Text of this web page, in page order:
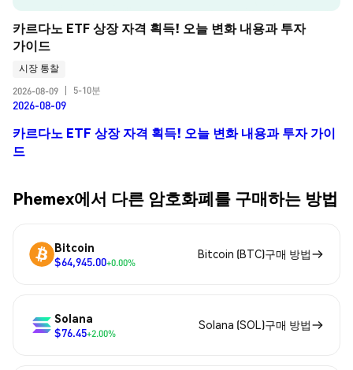
카르다노 ETF 상장 자격 획득! 오늘 변화 내용과 투자
가이드
시장 통찰
2026-08-09
5-10분
2026-08-09
카르다노 ETF 상장 자격 획득! 오늘 변화 내용과 투자 가이
드
Phemex에서 다른 암호화폐를 구매하는 방법
Bitcoin
$64,945.00+0.00%
Bitcoin (BTC)구매 방법
Solana
$76.45+2.00%
Solana (SOL)구매 방법